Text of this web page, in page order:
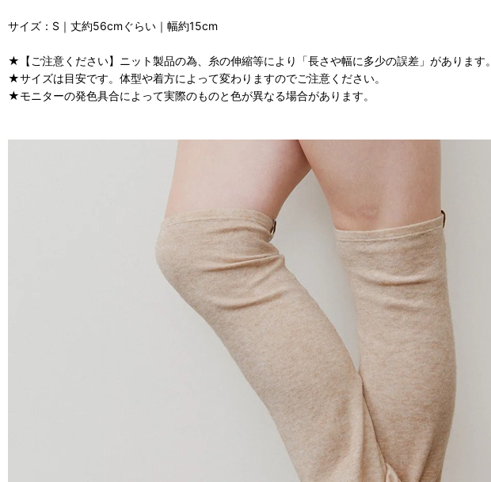
サイズ：S｜丈約56cmぐらい｜幅約15cm
★【ご注意ください】ニット製品の為、糸の伸縮等により「長さや幅に多少の誤差」があります。
★サイズは目安です。体型や着方によって変わりますのでご注意ください。
★モニターの発色具合によって実際のものと色が異なる場合があります。